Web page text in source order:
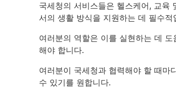
국세청의 서비스들은 헬스케어, 교육
서의 생활 방식을 지원하는 데 필수적
여러분의 역할은 이를 실현하는 데
해야 합니다.
여러분이 국세청과 협력해야 할 때마
수 있기를 원합니다.